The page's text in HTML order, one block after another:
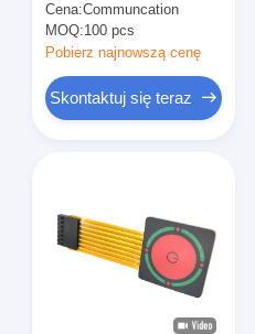
3V-24V Operating
Voltage Efficiency
Needs
Cena:Communcation
MOQ:100 pcs
Pobierz najnowszą cenę
Skontaktuj się teraz